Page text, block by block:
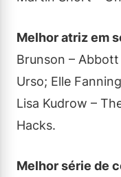
Melhor atriz em
Brunson –
Urso; Elle
Lisa Kudrow –
Hacks.
Melhor série de